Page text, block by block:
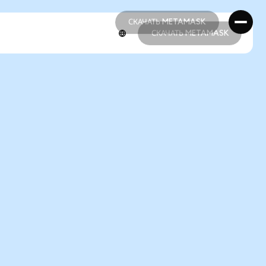
СКАЧАТЬ METAMASK
СКАЧАТЬ METAMASK
СКАЧАТЬ METAMASK